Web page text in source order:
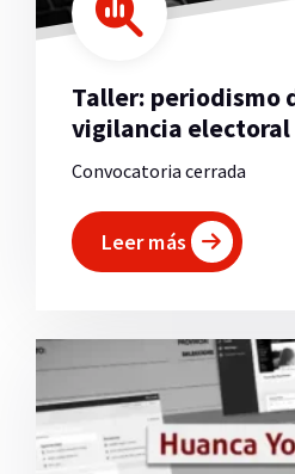
Taller: periodismo
vigilancia electoral
Convocatoria cerrada
Leer más